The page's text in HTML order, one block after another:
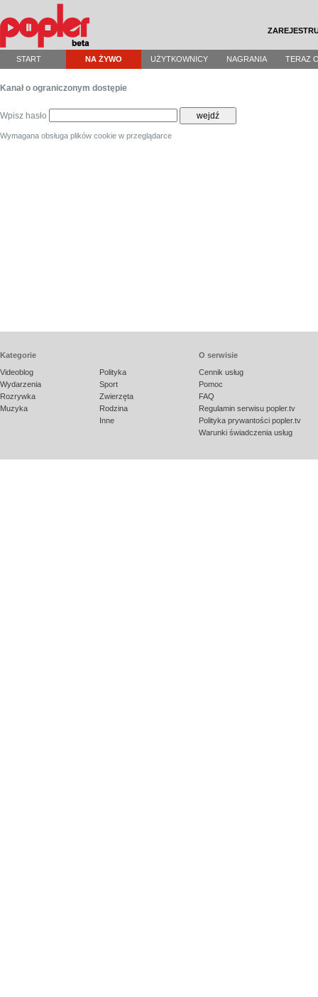
START NA ŻYWO UŻYTKOWNICY NAGRANIA TERAZ
Kanał o ograniczonym dostępie
Wpisz hasło wejdź
Wymagana obsługa plików cookie w przeglądarce
Kategorie
Videoblog
Wydarzenia
Rozrywka
Muzyka
Polityka
Sport
Zwierzęta
Rodzina
Inne
O serwisie
Cennik usług
Pomoc
FAQ
Regulamin serwisu popler.tv
Polityka prywantości popler.tv
Warunki świadczenia usług